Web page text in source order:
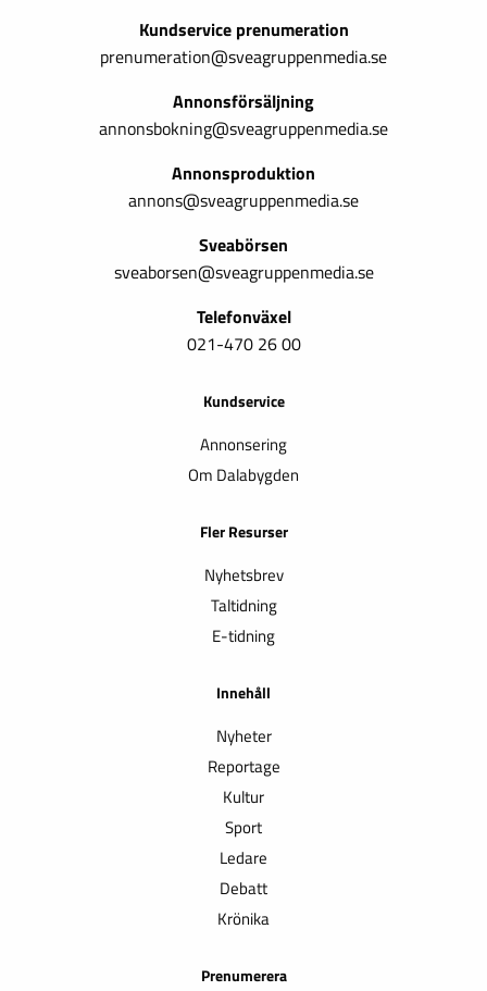
Kundservice prenumeration
prenumeration@sveagruppenmedia.se
Annonsförsäljning
annonsbokning@sveagruppenmedia.se
Annonsproduktion
annons@sveagruppenmedia.se
Sveabörsen
sveaborsen@sveagruppenmedia.se
Telefonväxel
021-470 26 00
Kundservice
Annonsering
Om Dalabygden
Fler Resurser
Nyhetsbrev
Taltidning
E-tidning
Innehåll
Nyheter
Reportage
Kultur
Sport
Ledare
Debatt
Krönika
Prenumerera